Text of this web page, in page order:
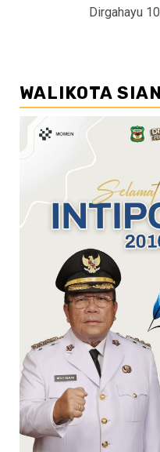
Dirgahayu
WALIKOTA